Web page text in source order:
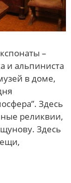
–
и альпиниста
в доме,
Здесь
реликвии,
Здесь